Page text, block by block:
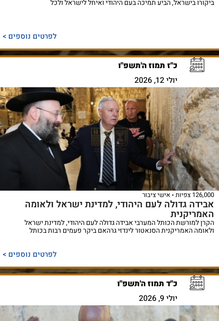
ביקורו בישראל, הביע תמיכה בעם היהודי ואיחל לישראל ולכל
לפרטים נוספים >
כ"ז תמוז ה'תשפ"ו
יולי 12, 2026
126,000 צפיות אישי ציבור
אבידה גדולה לעם היהודי, למדינת ישראל ולאומה
האמריקנית
הקרן למורשת הכותל המערבי אבידה גדולה לעם היהודי, למדינת ישראל
ולאומה האמריקנית הסנאטור לינדזי גרהאם ביקר פעמים רבות בכותל
לפרטים נוספים >
כ"ד תמוז ה'תשפ"ו
יולי 9, 2026